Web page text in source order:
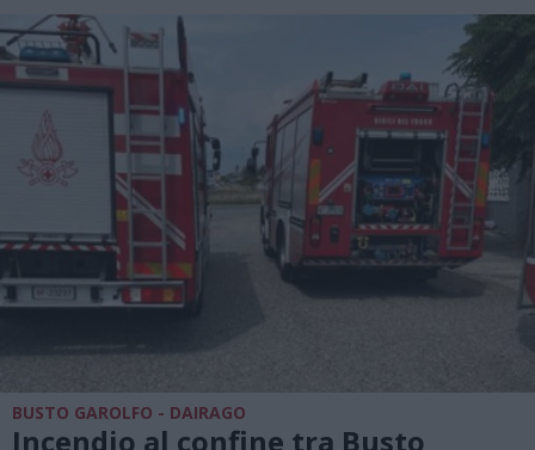
BUSTO GAROLFO - DAIRAGO
Incendio al confine tra Busto